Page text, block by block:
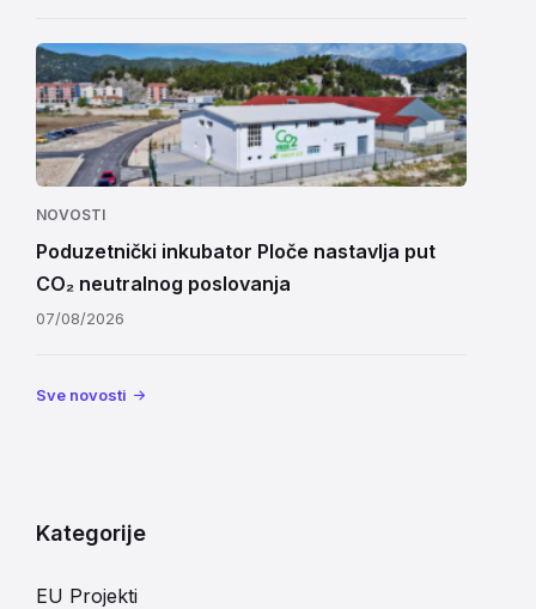
NOVOSTI
Poduzetnički inkubator Ploče nastavlja put
CO₂ neutralnog poslovanja
07/08/2026
Sve novosti
Kategorije
EU Projekti